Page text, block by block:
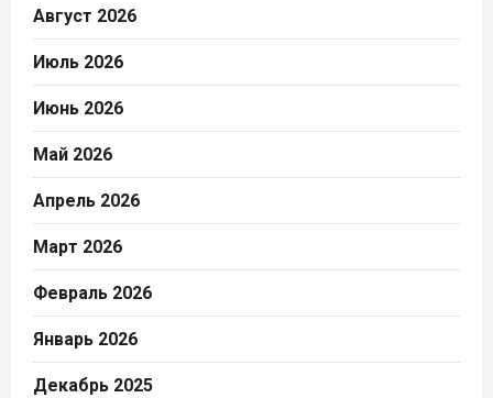
Август 2026
Июль 2026
Июнь 2026
Май 2026
Апрель 2026
Март 2026
Февраль 2026
Январь 2026
Декабрь 2025